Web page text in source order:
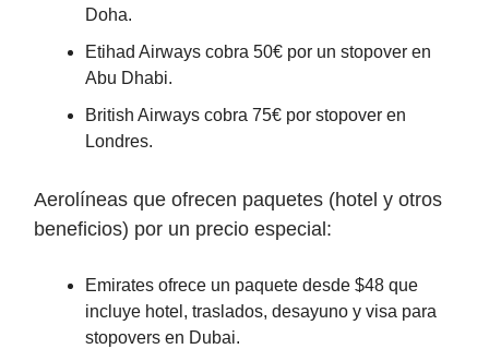
Doha.
Etihad Airways cobra 50€ por un stopover en
Abu Dhabi.
British Airways cobra 75€ por stopover en
Londres.
Aerolíneas que ofrecen paquetes (hotel y otros
beneficios) por un precio especial:
Emirates ofrece un paquete desde $48 que
incluye hotel, traslados, desayuno y visa para
stopovers en Dubai.